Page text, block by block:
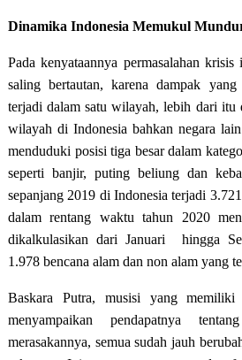
Dinamika Indonesia Memukul
Pada kenyataannya permasalahan
saling bertautan, karena dampak
terjadi dalam satu wilayah, lebih dari itu
wilayah di Indonesia bahkan negara
menduduki posisi tiga besar dalam
seperti banjir, puting beliung dan
sepanjang 2019 di Indonesia terjadi
dalam rentang waktu tahun 2020
dikalkulasikan dari Januari hingga
1.978 bencana alam dan non alam yang
Baskara Putra, musisi yang memiliki
menyampaikan pendapatnya
merasakannya, semua sudah jauh